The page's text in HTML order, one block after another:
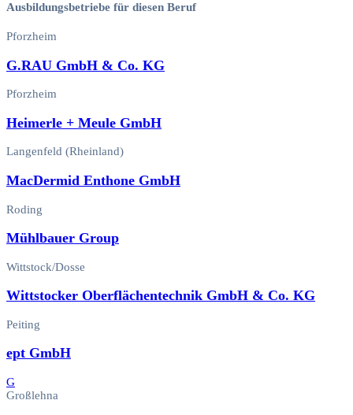
Ausbildungsbetriebe für diesen Beruf
Pforzheim
G.RAU GmbH & Co. KG
Pforzheim
Heimerle + Meule GmbH
Langenfeld (Rheinland)
MacDermid Enthone GmbH
Roding
Mühlbauer Group
Wittstock/Dosse
Wittstocker Oberflächentechnik GmbH & Co. KG
Peiting
ept GmbH
G
Großlehna